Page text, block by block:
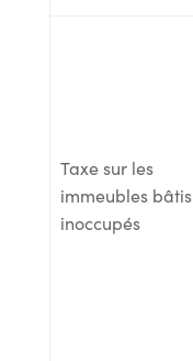
Taxe sur les
immeubles bâtis
inoccupés